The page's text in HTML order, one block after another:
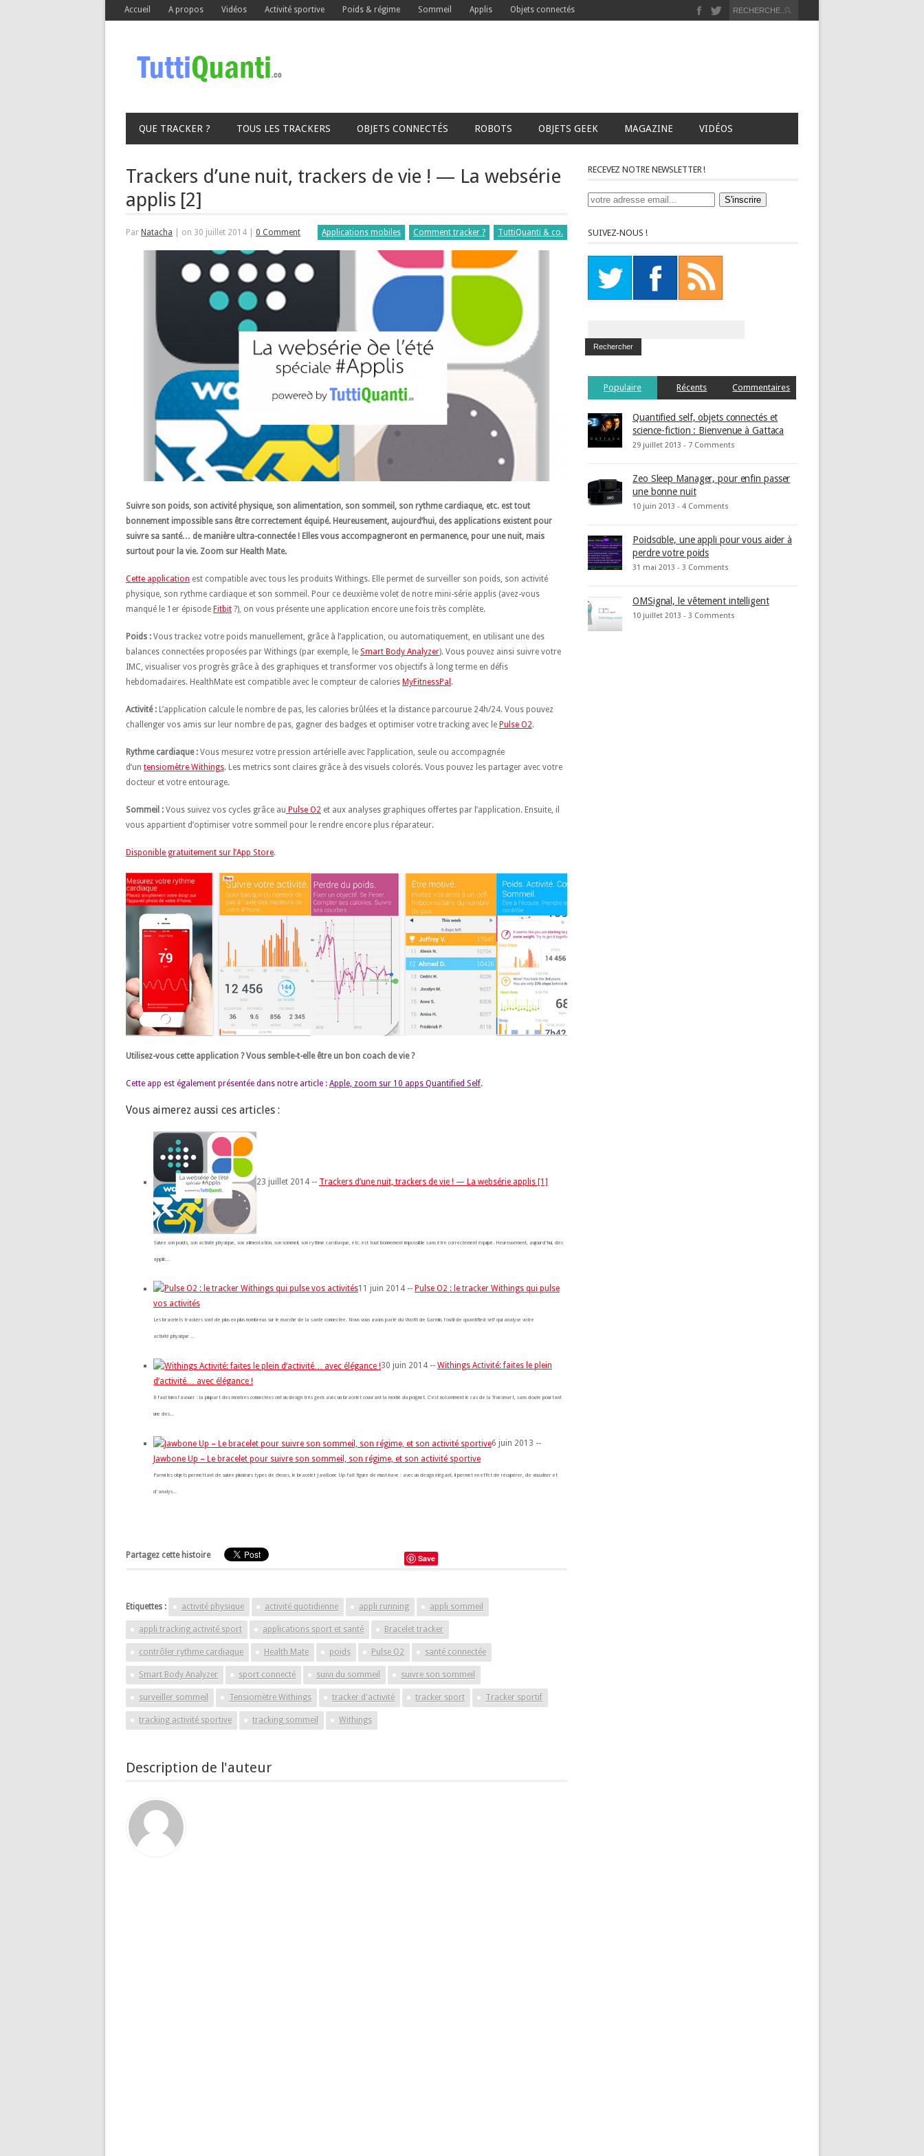
Accueil A propos Vidéos Activité sportive Poids & régime Sommeil Applis Objets connectés
QUE TRACKER ? TOUS LES TRACKERS OBJETS CONNECTÉS ROBOTS OBJETS GEEK MAGAZINE VIDÉOS
Trackers d’une nuit, trackers de vie ! — La websérie
applis [2]
Par Natacha on 30 juillet 2014 0 Comment Applications mobiles Comment tracker ? TuttiQuanti & co.
Suivre son poids, son activité physique, son alimentation, son sommeil, son rythme cardiaque, etc. est tout
bonnement impossible sans être correctement équipé. Heureusement, aujourd’hui, des applications existent pour
suivre sa santé… de manière ultra-connectée ! Elles vous accompagneront en permanence, pour une nuit, mais
surtout pour la vie. Zoom sur Health Mate.
Cette application est compatible avec tous les produits Withings. Elle permet de surveiller son poids, son activité
physique, son rythme cardiaque et son sommeil. Pour ce deuxième volet de notre mini-série applis (avez-vous
manqué le 1er épisode Fitbit ?), on vous présente une application encore une fois très complète.
Poids : Vous trackez votre poids manuellement, grâce à l’application, ou automatiquement, en utilisant une des
balances connectées proposées par Withings (par exemple, le Smart Body Analyzer). Vous pouvez ainsi suivre votre
IMC, visualiser vos progrès grâce à des graphiques et transformer vos objectifs à long terme en défis
hebdomadaires. HealthMate est compatible avec le compteur de calories MyFitnessPal .
Activité : L’application calcule le nombre de pas, les calories brûlées et la distance parcourue 24h/24. Vous pouvez
challenger vos amis sur leur nombre de pas, gagner des badges et optimiser votre tracking avec le Pulse O2.
Rythme cardiaque : Vous mesurez votre pression artérielle avec l’application, seule ou accompagnée
d’un tensiomètre Withings. Les metrics sont claires grâce à des visuels colorés. Vous pouvez les partager avec votre
docteur et votre entourage.
Sommeil : Vous suivez vos cycles grâce au Pulse O2 et aux analyses graphiques offertes par l’application. Ensuite, il
vous appartient d’optimiser votre sommeil pour le rendre encore plus réparateur.
Disponible gratuitement sur l’App Store.
Utilisez-vous cette application ? Vous semble-t-elle être un bon coach de vie ?
Cette app est également présentée dans notre article : Apple, zoom sur 10 apps Quantified Self.
Vous aimerez aussi ces articles :
23 juillet 2014 -- Trackers d’une nuit, trackers de vie ! — La websérie applis [1]
Suivre son poids, son activité physique, son alimentation, son sommeil, son rythme cardiaque, etc. est tout bonnement impossible sans être correctement équipé. Heureusement, aujourd'hui, des
applic...
11 juin 2014 -- Pulse O2 : le tracker Withings qui pulse
vos activités
Les bracelets trackers sont de plus en plus nombreux sur le marché de la santé connectée. Nous vous avons parlé du Vívofit de Garmin, l'outil de quantified self qui analyse votre
activité physique ...
30 juin 2014 -- Withings Activité: faites le plein
d’activité… avec élégance !
Il faut bien l'avouer : la plupart des montres connectées ont un design très geek avec un bracelet couvrant la moitié du poignet. C'est notamment le cas de la Truesmart, sans doute pourtant
une des...
6 juin 2013 --
Jawbone Up – Le bracelet pour suivre son sommeil, son régime, et son activité sportive
Parmi les objets permettant de suivre plusieurs types de choses, le bracelet JawBone Up fait figure de must-have : avec un design élégant, il permet en effet de récupérer, de visualiser et
d'analys...
Partagez cette histoire Save
Etiquettes : activité physique activité quotidienne appli running appli sommeil
appli tracking activité sport applications sport et santé Bracelet tracker
contrôler rythme cardiaque Health Mate poids Pulse O2 santé connectée
Smart Body Analyzer sport connecté suivi du sommeil suivre son sommeil
surveiller sommeil Tensiomètre Withings tracker d'activité tracker sport Tracker sportif
tracking activité sportive tracking sommeil Withings
Description de l'auteur
RECEVEZ NOTRE NEWSLETTER !
SUIVEZ-NOUS !
Populaire Récents Commentaires
Quantified self, objets connectés et
science-fiction : Bienvenue à Gattaca
29 juillet 2013 - 7 Comments
Zeo Sleep Manager, pour enfin passer
une bonne nuit
10 juin 2013 - 4 Comments
Poidscible, une appli pour vous aider à
perdre votre poids
31 mai 2013 - 3 Comments
OMSignal, le vêtement intelligent
10 juillet 2013 - 3 Comments